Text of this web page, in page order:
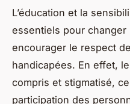
L’éducation et la
essentiels pour changer
encourager le respect
handicapées. En effet,
compris et stigmatisé,
participation des